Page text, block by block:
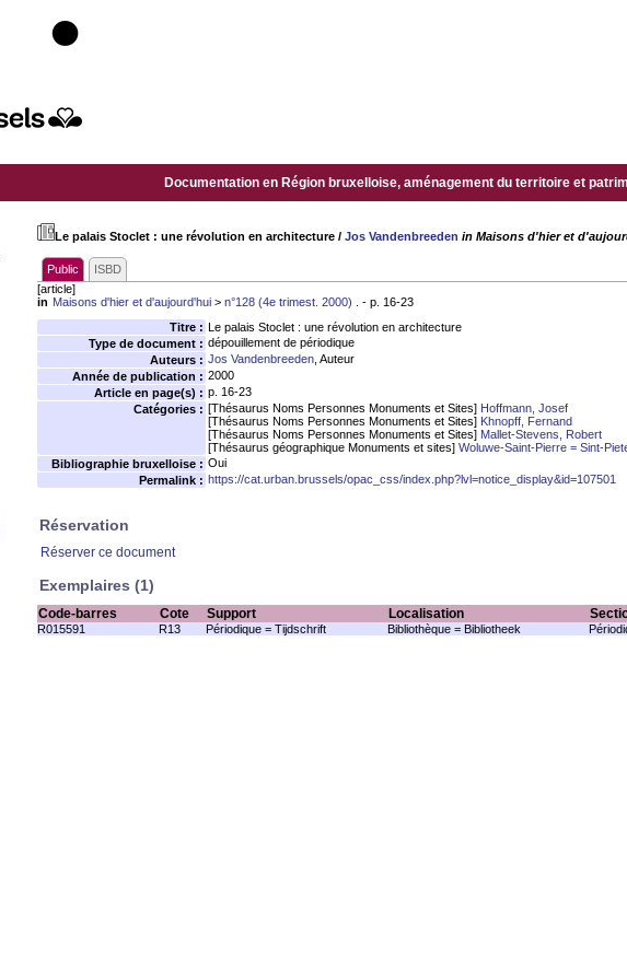
Documentation en Région bruxelloise, aménagement du territoire et
Le palais Stoclet : une révolution en architecture / Jos Vandenbreeden in Maisons d'hier et
Public
ISBD
[article]
in Maisons d'hier et d'aujourd'hui > n°128 (4e trimest. 2000) . - p. 16-23
Titre : Le palais Stoclet : une révolution en architecture
Type de document : dépouillement de périodique
Auteurs : Jos Vandenbreeden , Auteur
Année de publication : 2000
Article en page(s) : p. 16-23
Catégories : [Thésaurus Noms Personnes Monuments et Sites] Hoffmann, Josef
[Thésaurus Noms Personnes Monuments et Sites] Khnopff, Fernand
[Thésaurus Noms Personnes Monuments et Sites] Mallet-Stevens, Robert
[Thésaurus géographique Monuments et sites] Woluwe-Saint-Pierre = Sint-
Bibliographie bruxelloise : Oui
Permalink : https://cat.urban.brussels/opac_css/index.php?lvl=notice_display&id=107501
Réservation
Réserver ce document
Exemplaires (1)
Code-barres Cote Support Localisation
R015591 R13 Périodique = Tijdschrift Bibliothèque = Bibliotheek